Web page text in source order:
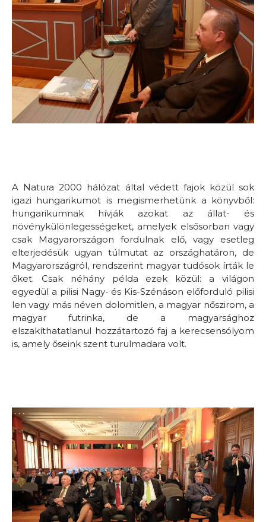
A Natura 2000 hálózat által védett fajok közül sok
igazi hungarikumot is megismerhetünk a könyvből:
hungarikumnak hívják azokat az állat- és
növénykülönlegességeket, amelyek elsősorban vagy
csak Magyarországon fordulnak elő, vagy esetleg
elterjedésük ugyan túlmutat az országhatáron, de
Magyarországról, rendszerint magyar tudósok írták le
őket. Csak néhány példa ezek közül: a világon
egyedül a pilisi Nagy- és Kis-Szénáson előforduló pilisi
len vagy más néven dolomitlen, a magyar nőszirom, a
magyar futrinka, de a magyarsághoz
elszakíthatatlanul hozzátartozó faj a kerecsensólyom
is, amely őseink szent turulmadara volt.